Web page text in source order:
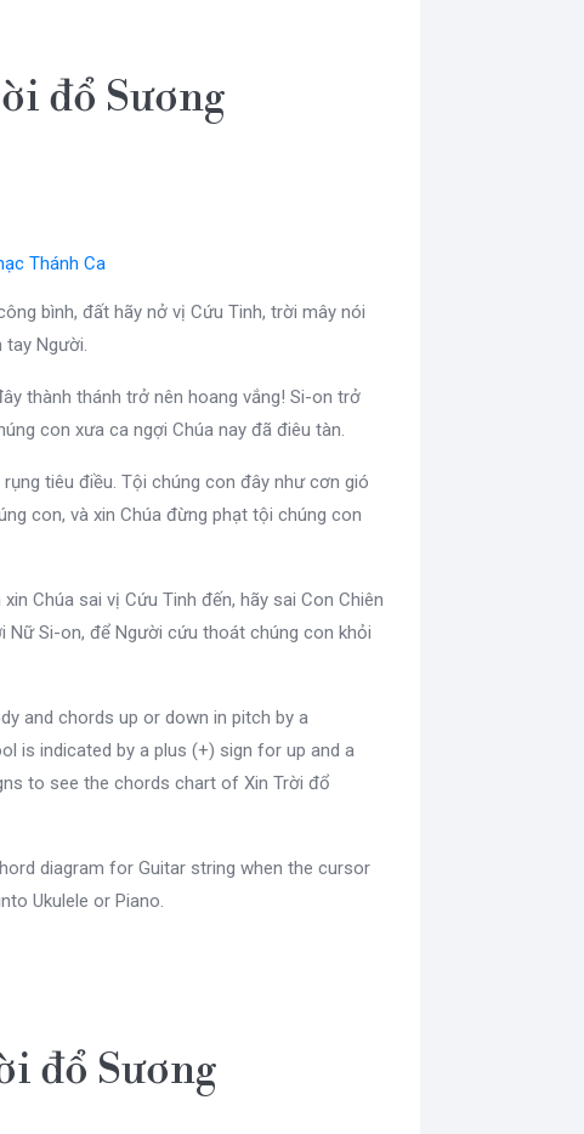
đổ Sương
Thánh Ca
bình, đất hãy nở vị Cứu Tinh, trời mây nói
tay Người.
thành thánh trở nên hoang vắng! Si-on trở
con xưa ca ngợi Chúa nay đã điêu tàn.
tiêu điều. Tội chúng con đây như cơn gió
con, và xin Chúa đừng phạt tội chúng con
Chúa sai vị Cứu Tinh đến, hãy sai Con Chiên
Si-on, để Người cứu thoát chúng con khỏi
and chords up or down in pitch by a
is indicated by a plus (+) sign for up and a
to see the chords chart of Xin Trời đổ
diagram for Guitar string when the cursor
Ukulele or Piano.
đổ Sương